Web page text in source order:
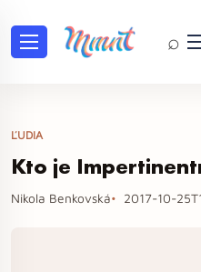
⌕
ĽUDIA
Kto je
Nikola Benkovská 2017-10-